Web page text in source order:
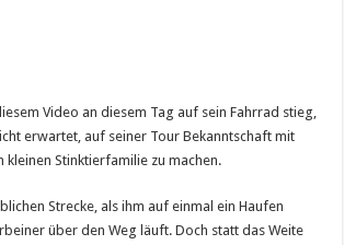
Video an diesem Tag auf sein Fahrrad stieg,
erwartet, auf seiner Tour Bekanntschaft mit
kleinen Stinktierfamilie zu machen.
Strecke, als ihm auf einmal ein Haufen
über den Weg läuft. Doch statt das Weite